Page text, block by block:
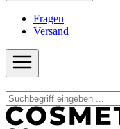
Fragen
Versand